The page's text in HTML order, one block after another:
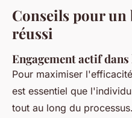
Conseils pour
réussi
Engagement actif
Pour maximiser
est essentiel que
tout au long du